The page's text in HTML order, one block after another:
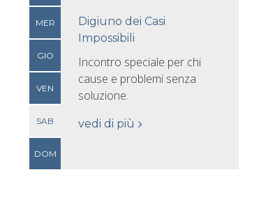
Volontà di Dio - che prevalga la
MER
GIO
VEN
SAB
DOM
Digiuno dei Casi
Impossibili
Incontro speciale per chi
cause e problemi senza
soluzione.
vedi di più